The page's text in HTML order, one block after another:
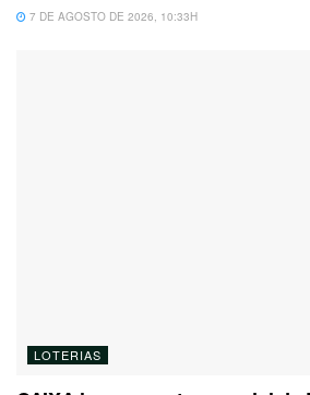
7 DE AGOSTO DE 2026, 10:33H
LOTERIAS